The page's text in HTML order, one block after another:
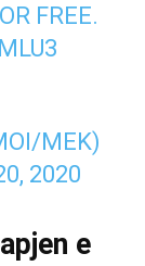
FREE.
MEK)
2020
e